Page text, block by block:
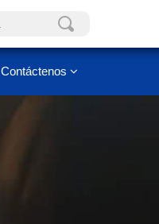
Contáctenos